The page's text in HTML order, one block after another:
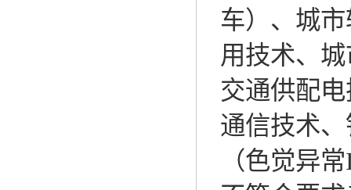
车）、城
用技术、
交通供配
通信技术
（色觉异常